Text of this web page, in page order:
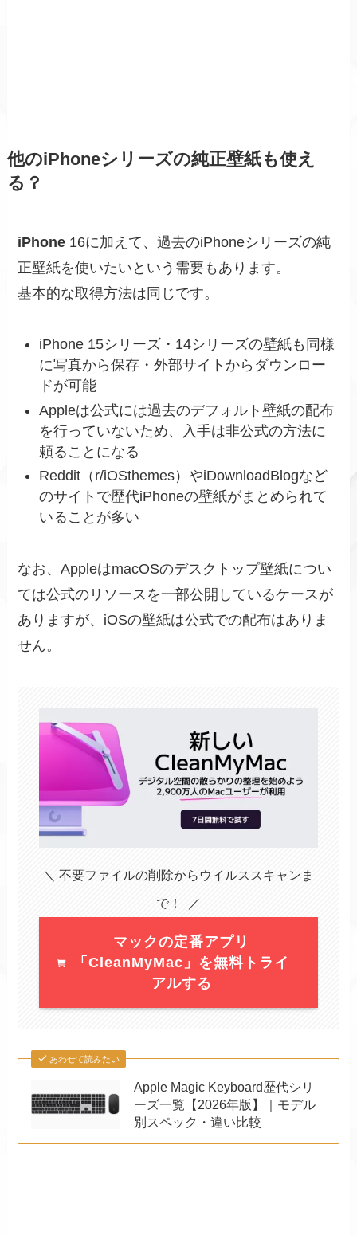
他のiPhoneシリーズの純正壁紙も使え
る？
iPhone 16に加えて、過去のiPhoneシリーズの純
正壁紙を使いたいという需要もあります。
基本的な取得方法は同じです。
iPhone 15シリーズ・14シリーズの壁紙も同様
に写真から保存・外部サイトからダウンロー
ドが可能
Appleは公式には過去のデフォルト壁紙の配布
を行っていないため、入手は非公式の方法に
頼ることになる
Reddit（r/iOSthemes）やiDownloadBlogなど
のサイトで歴代iPhoneの壁紙がまとめられて
いることが多い
なお、AppleはmacOSのデスクトップ壁紙につい
ては公式のリソースを一部公開しているケースが
ありますが、iOSの壁紙は公式での配布はありま
せん。
＼ 不要ファイルの削除からウイルススキャンま
で！ ／
マックの定番アプリ
「CleanMyMac」を無料トライ
アルする
あわせて読みたい
Apple Magic Keyboard歴代シリ
ーズ一覧【2026年版】｜モデル
別スペック・違い比較